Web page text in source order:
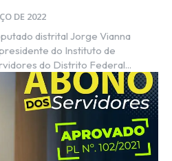
DE 2022
distrital Jorge Vianna
do Instituto de
do Distrito Federal...